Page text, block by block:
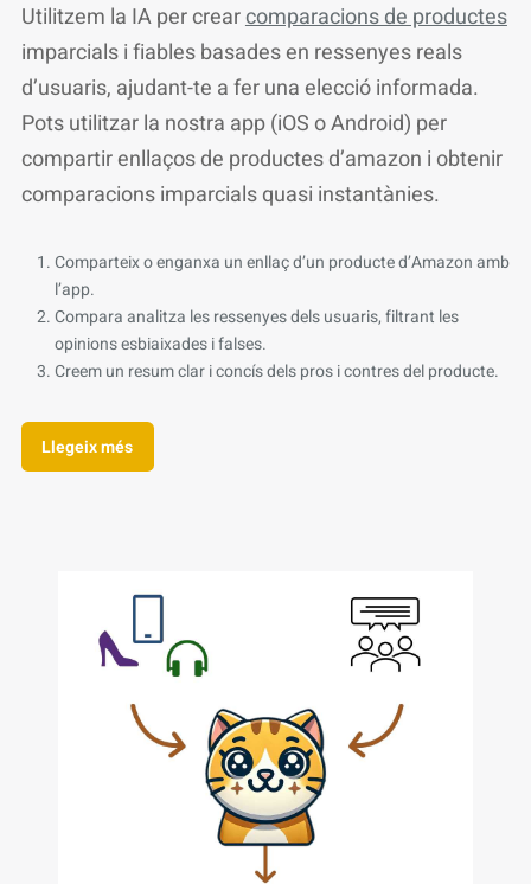
Utilitzem la IA per crearcomparacions de productes
imparcials i fiables basades en ressenyes reals
d’usuaris, ajudant-te a fer una elecció informada.
Pots utilitzar la nostra app (iOS o Android) per
compartir enllaços de productes d’amazon i obtenir
comparacions imparcials quasi instantànies.
Comparteix o enganxa un enllaç d’un producte d’Amazon amb
l’app.
Compara analitza les ressenyes dels usuaris, filtrant les
opinions esbiaixades i falses.
Creem un resum clar i concís dels pros i contres del producte.
Llegeix més